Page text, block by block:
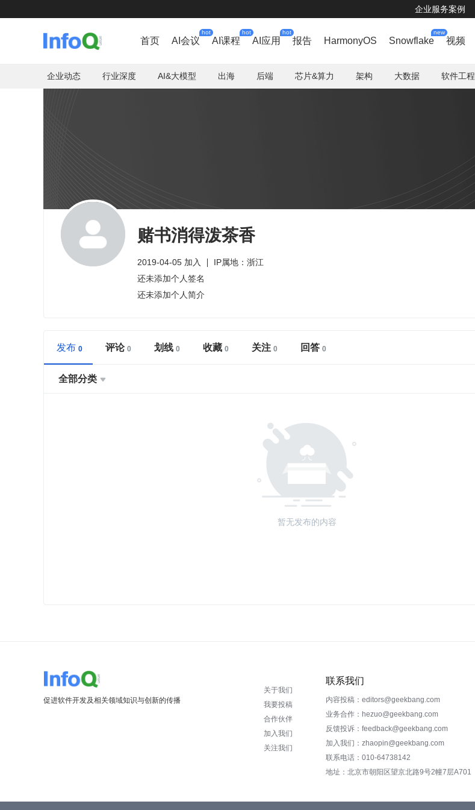
企业服务案例
首页 AI会议
hot
AI课程
hot
AI应用
hot
报告 HarmonyOS Snowflake
new
视频
企业动态 行业深度 AI&大模型 出海 后端 芯片&算力 架构 大数据 软件工程
赌书消得泼茶香
2019-04-05 加入
IP属地：浙江
还未添加个人签名
还未添加个人简介
发布 评论 划线 收藏 关注 回答
全部分类 
暂无发布的内容
促进软件开发及相关领域知识与创新的传播
关于我们
我要投稿
合作伙伴
加入我们
关注我们
联系我们
内容投稿：editors@geekbang.com
业务合作：hezuo@geekbang.com
反馈投诉：feedback@geekbang.com
加入我们：zhaopin@geekbang.com
联系电话：010-64738142
地址：北京市朝阳区望京北路9号2幢7层A701